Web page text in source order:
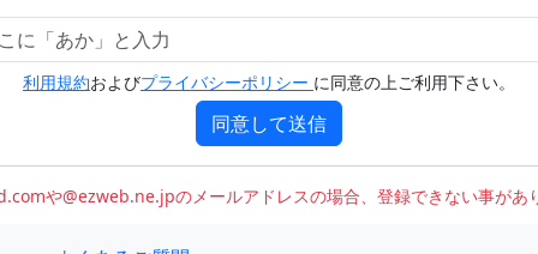
利用規約およびプライバシーポリシー に同意の上ご利用下さい。
同意して送信
や@ezweb.ne.jpのメールアドレスの場合、登録できない事があ